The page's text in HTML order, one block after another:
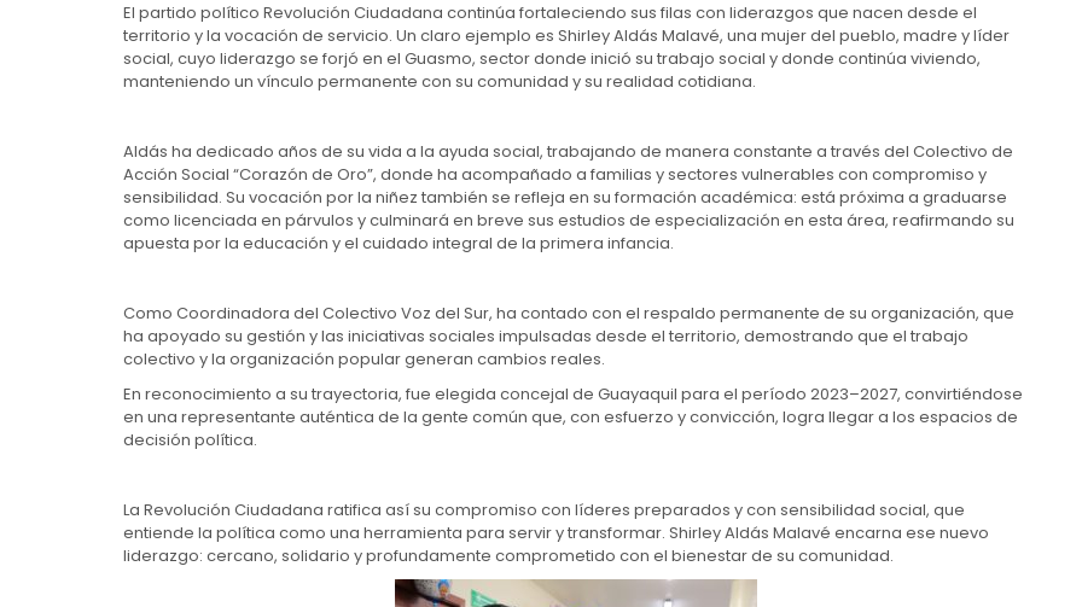
El partido político Revolución Ciudadana continúa fortaleciendo sus filas con liderazgos que nacen desde el
territorio y la vocación de servicio. Un claro ejemplo es Shirley Aldás Malavé, una mujer del pueblo, madre y líder
social, cuyo liderazgo se forjó en el Guasmo, sector donde inició su trabajo social y donde continúa viviendo,
manteniendo un vínculo permanente con su comunidad y su realidad cotidiana.
Aldás ha dedicado años de su vida a la ayuda social, trabajando de manera constante a través del Colectivo de
Acción Social “Corazón de Oro”, donde ha acompañado a familias y sectores vulnerables con compromiso y
sensibilidad. Su vocación por la niñez también se refleja en su formación académica: está próxima a graduarse
como licenciada en párvulos y culminará en breve sus estudios de especialización en esta área, reafirmando su
apuesta por la educación y el cuidado integral de la primera infancia.
Como Coordinadora del Colectivo Voz del Sur, ha contado con el respaldo permanente de su organización, que
ha apoyado su gestión y las iniciativas sociales impulsadas desde el territorio, demostrando que el trabajo
colectivo y la organización popular generan cambios reales.
En reconocimiento a su trayectoria, fue elegida concejal de Guayaquil para el período 2023–2027, convirtiéndose
en una representante auténtica de la gente común que, con esfuerzo y convicción, logra llegar a los espacios de
decisión política.
La Revolución Ciudadana ratifica así su compromiso con líderes preparados y con sensibilidad social, que
entiende la política como una herramienta para servir y transformar. Shirley Aldás Malavé encarna ese nuevo
liderazgo: cercano, solidario y profundamente comprometido con el bienestar de su comunidad.